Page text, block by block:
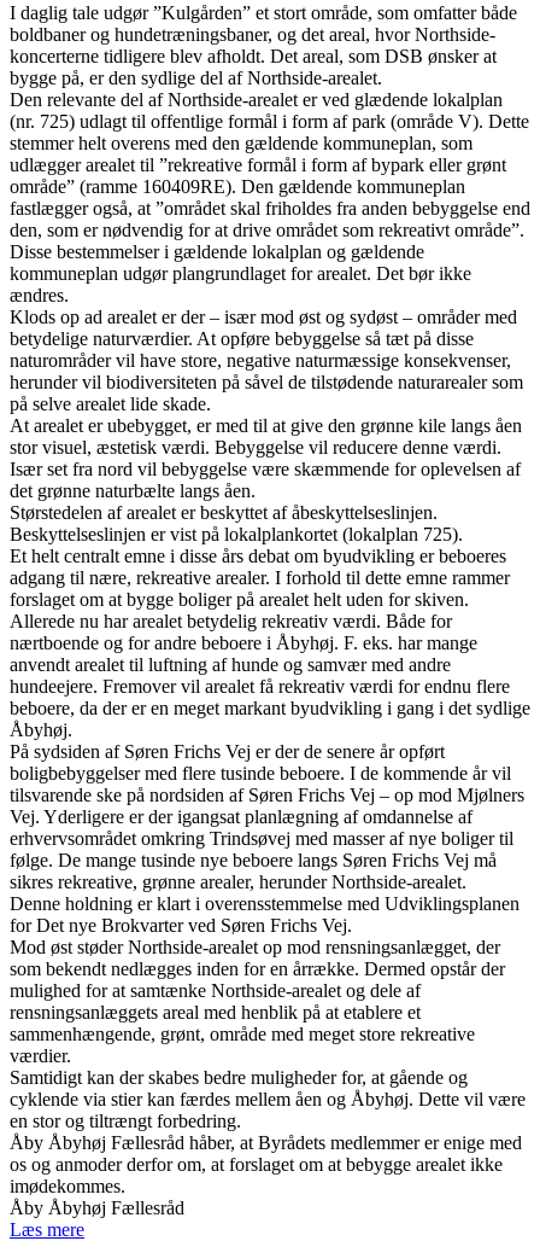
I daglig tale udgør ”Kulgården” et stort område, som omfatter både
boldbaner og hundetræningsbaner, og det areal, hvor Northside-
koncerterne tidligere blev afholdt. Det areal, som DSB ønsker at
bygge på, er den sydlige del af Northside-arealet.
Den relevante del af Northside-arealet er ved glædende lokalplan
(nr. 725) udlagt til offentlige formål i form af park (område V). Dette
stemmer helt overens med den gældende kommuneplan, som
udlægger arealet til ”rekreative formål i form af bypark eller grønt
område” (ramme 160409RE). Den gældende kommuneplan
fastlægger også, at ”området skal friholdes fra anden bebyggelse end
den, som er nødvendig for at drive området som rekreativt område”.
Disse bestemmelser i gældende lokalplan og gældende
kommuneplan udgør plangrundlaget for arealet. Det bør ikke
ændres.
Klods op ad arealet er der – især mod øst og sydøst – områder med
betydelige naturværdier. At opføre bebyggelse så tæt på disse
naturområder vil have store, negative naturmæssige konsekvenser,
herunder vil biodiversiteten på såvel de tilstødende naturarealer som
på selve arealet lide skade.
At arealet er ubebygget, er med til at give den grønne kile langs åen
stor visuel, æstetisk værdi. Bebyggelse vil reducere denne værdi.
Især set fra nord vil bebyggelse være skæmmende for oplevelsen af
det grønne naturbælte langs åen.
Størstedelen af arealet er beskyttet af åbeskyttelseslinjen.
Beskyttelseslinjen er vist på lokalplankortet (lokalplan 725).
Et helt centralt emne i disse års debat om byudvikling er beboeres
adgang til nære, rekreative arealer. I forhold til dette emne rammer
forslaget om at bygge boliger på arealet helt uden for skiven.
Allerede nu har arealet betydelig rekreativ værdi. Både for
nærtboende og for andre beboere i Åbyhøj. F. eks. har mange
anvendt arealet til luftning af hunde og samvær med andre
hundeejere. Fremover vil arealet få rekreativ værdi for endnu flere
beboere, da der er en meget markant byudvikling i gang i det sydlige
Åbyhøj.
På sydsiden af Søren Frichs Vej er der de senere år opført
boligbebyggelser med flere tusinde beboere. I de kommende år vil
tilsvarende ske på nordsiden af Søren Frichs Vej – op mod Mjølners
Vej. Yderligere er der igangsat planlægning af omdannelse af
erhvervsområdet omkring Trindsøvej med masser af nye boliger til
følge. De mange tusinde nye beboere langs Søren Frichs Vej må
sikres rekreative, grønne arealer, herunder Northside-arealet.
Denne holdning er klart i overensstemmelse med Udviklingsplanen
for Det nye Brokvarter ved Søren Frichs Vej.
Mod øst støder Northside-arealet op mod rensningsanlægget, der
som bekendt nedlægges inden for en årrække. Dermed opstår der
mulighed for at samtænke Northside-arealet og dele af
rensningsanlæggets areal med henblik på at etablere et
sammenhængende, grønt, område med meget store rekreative
værdier.
Samtidigt kan der skabes bedre muligheder for, at gående og
cyklende via stier kan færdes mellem åen og Åbyhøj. Dette vil være
en stor og tiltrængt forbedring.
Åby Åbyhøj Fællesråd håber, at Byrådets medlemmer er enige med
os og anmoder derfor om, at forslaget om at bebygge arealet ikke
imødekommes.
Åby Åbyhøj Fællesråd
Læs mere